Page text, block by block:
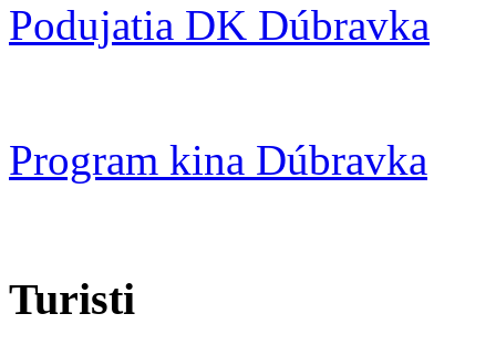
Podujatia DK Dúbravka
Program kina Dúbravka
Turisti